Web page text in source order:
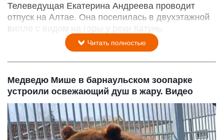
Телеведущая Екатерина Андреева проводит
отпуск на Алтае. Она поселилась в двухэтажной
вилле с видом на горы у реки Катунь.
Читать полностью
Медведю Мише в барнаульском зоопарке
устроили освежающий душ в жару. Видео